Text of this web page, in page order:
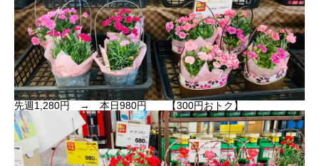
先週1,280円 → 本日980円 【300円おトク】